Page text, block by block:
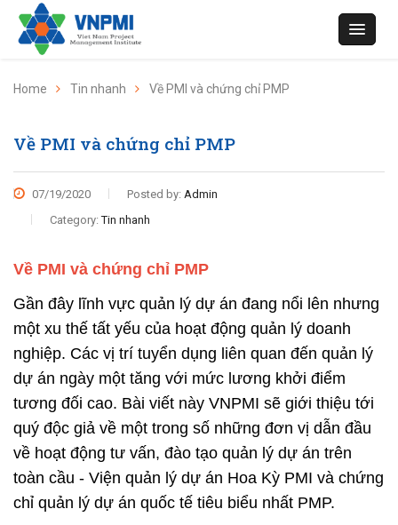
Home Tin nhanh Về PMI và chứng chỉ PMP
Về PMI và chứng chỉ PMP
07/19/2020 Posted by: Admin
Category:Tin nhanh
Về PMI và chứng chỉ PMP
Gần đây lĩnh vực quản lý dự án đang nổi lên nhưng
một xu thế tất yếu của hoạt động quản lý doanh
nghiệp. Các vị trí tuyển dụng liên quan đến quản lý
dự án ngày một tăng với mức lương khởi điểm
tương đối cao. Bài viết này VNPMI sẽ giới thiệu tới
quý độc giả về một trong số những đơn vị dẫn đầu
về hoạt động tư vấn, đào tạo quản lý dự án trên
toàn cầu - Viện quản lý dự án Hoa Kỳ PMI và chứng
chỉ quản lý dự án quốc tế tiêu biểu nhất PMP.